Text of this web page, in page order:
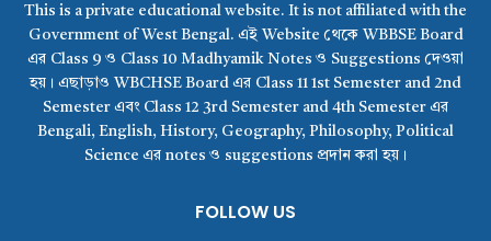
This is a private educational website. It is not affiliated with the
Government of West Bengal. এই Website থেকে WBBSE Board
এর Class 9 ও Class 10 Madhyamik Notes ও Suggestions দেওয়া
হয়। এছাড়াও WBCHSE Board এর Class 11 1st Semester and 2nd
Semester এবং Class 12 3rd Semester and 4th Semester এর
Bengali, English, History, Geography, Philosophy, Political
Science এর notes ও suggestions প্রদান করা হয়।
FOLLOW US